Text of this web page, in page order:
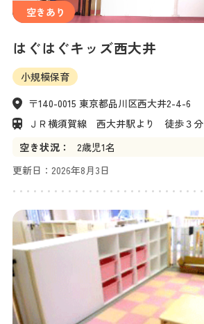
空きあり
はぐはぐキッズ西大井
小規模保育
〒140-0015 東京都品川区西大井2-4-6
ＪＲ横須賀線　西大井駅より　徒歩３分
空き状況：
2歳児1名
更新日： 2026年8月3日